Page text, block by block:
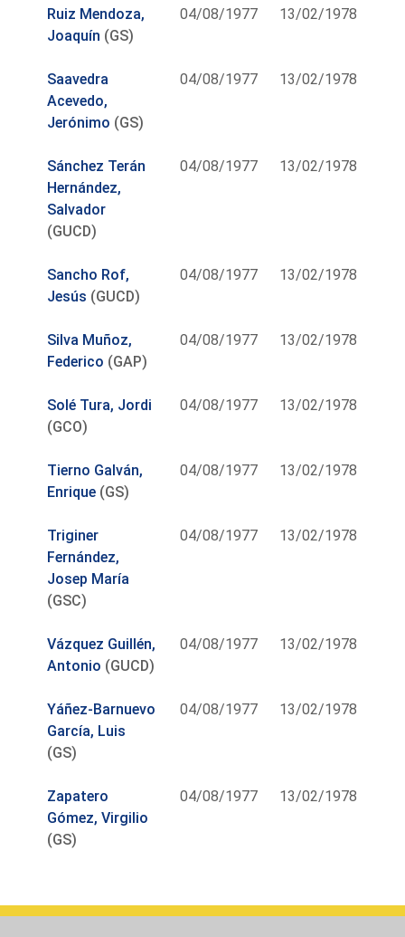
Ruiz Mendoza,
Joaquín (GS)
04/08/1977 13/02/1978
Saavedra
Acevedo,
Jerónimo (GS)
04/08/1977 13/02/1978
Sánchez Terán
Hernández,
Salvador
(GUCD)
04/08/1977 13/02/1978
Sancho Rof,
Jesús (GUCD)
04/08/1977 13/02/1978
Silva Muñoz,
Federico (GAP)
04/08/1977 13/02/1978
Solé Tura, Jordi
(GCO)
04/08/1977 13/02/1978
Tierno Galván,
Enrique (GS)
04/08/1977 13/02/1978
Triginer
Fernández,
Josep María
(GSC)
04/08/1977 13/02/1978
Vázquez Guillén,
Antonio (GUCD)
04/08/1977 13/02/1978
Yáñez-Barnuevo
García, Luis
(GS)
04/08/1977 13/02/1978
Zapatero
Gómez, Virgilio
(GS)
04/08/1977 13/02/1978